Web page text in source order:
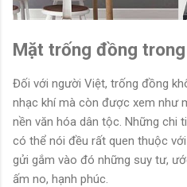
Mặt trống đồng
Đối với người Việt, trống đồng
nhạc khí mà còn được xem như
nền văn hóa dân tộc. Những chi
có thể nói đều rất quen thuộc
gửi gắm vào đó những suy tư,
ấm no, hạnh phúc.